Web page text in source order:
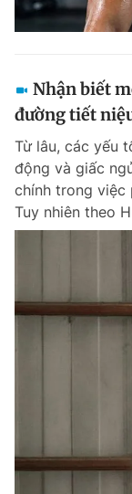
Nhận biết
đường tiết
Từ lâu, các yếu
động và giấc
chính trong việc
Tuy nhiên theo